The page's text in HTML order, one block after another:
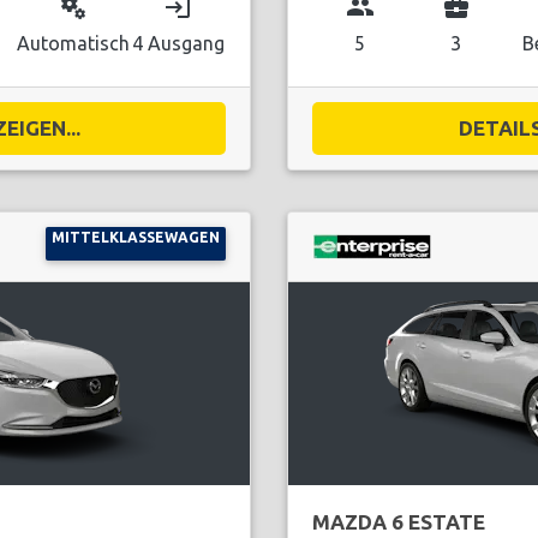
miscellaneous_services
Automatisch
login
4 Ausgang
group
5
business_center
3
MITTELKLASSEWAGEN
MAZDA 6 ESTATE